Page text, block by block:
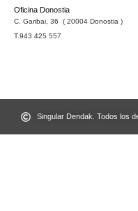
Oficina Donostia
C. Garibai, 36 ( 20004 Donostia )
T.943 425 557
Singular Dendak. Todos los